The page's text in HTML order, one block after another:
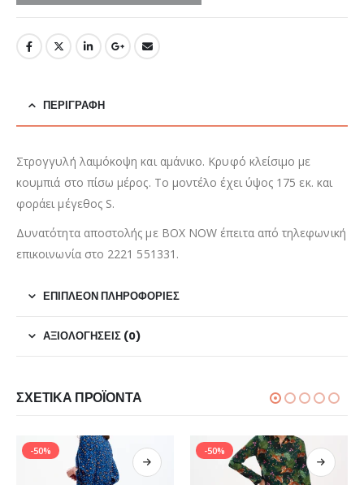
ΠΕΡΙΓΡΑΦΉ
Στρογγυλή λαιμόκοψη και αμάνικο. Κρυφό κλείσιμο με
κουμπιά στο πίσω μέρος. Το μοντέλο έχει ύψος 175 εκ. και
φοράει μέγεθος S.
Δυνατότητα αποστολής με BOX NOW έπειτα από τηλεφωνική
επικοινωνία στο 2221 551331.
ΕΠΙΠΛΈΟΝ ΠΛΗΡΟΦΟΡΊΕΣ
ΑΞΙΟΛΟΓΉΣΕΙΣ (0)
ΣΧΕΤΙΚΆ ΠΡΟΪΌΝΤΑ
-50% -50%